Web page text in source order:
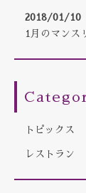
2018/01/10
1月のマンス
トピックス
レストラン